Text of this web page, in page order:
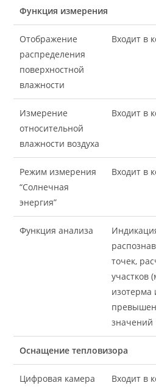
Функция измерения
Отображение
распределения
поверхностной
влажности
Входит в
Измерение
относительной
влажности воздуха
Входит в
Режим измерения
“Солнечная
энергия”
Входит в
Функция анализа
точек,
участков
изотерма
значений
Оснащение тепловизора
Цифровая камера Входит в